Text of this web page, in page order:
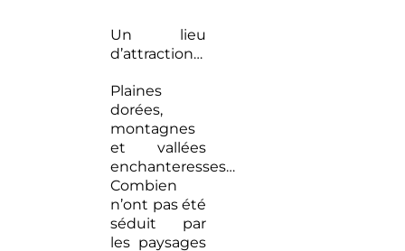
Un lieu
d’attraction…
Plaines
dorées,
montagnes
et vallées
enchanteresses…
Combien
n’ont pas été
séduit par
les paysages